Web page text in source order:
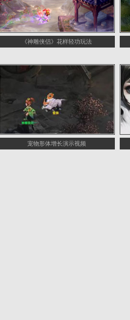
《神雕侠侣》花样轻功玩法
宠物形体增长演示视频